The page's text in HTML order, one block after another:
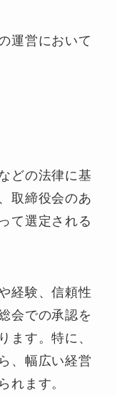
運営において
どの法律に基
取締役会のあ
て選定される
経験、信頼性
会での承認を
ます。特に、
、幅広い経営
れます。